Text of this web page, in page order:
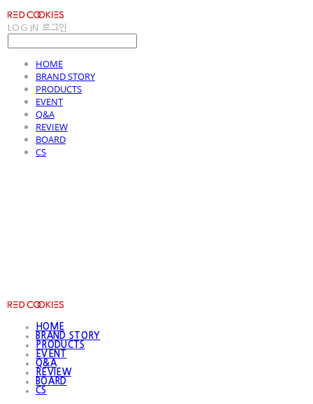
LOG IN 로그인
HOME
BRAND STORY
PRODUCTS
EVENT
Q&A
REVIEW
BOARD
CS
HOME
BRAND STORY
PRODUCTS
EVENT
Q&A
REVIEW
BOARD
CS